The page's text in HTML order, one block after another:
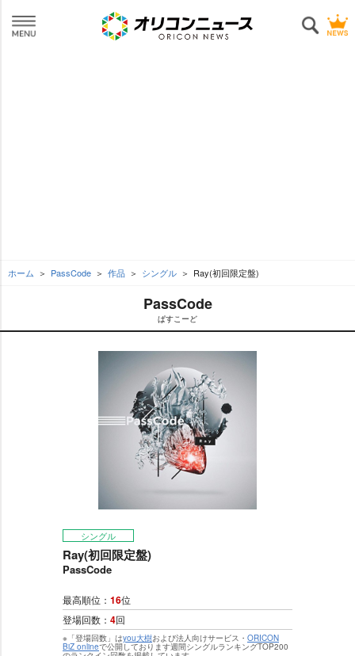
ホーム PassCode 作品 シングル Ray(初回限定盤)
PassCode
ぱすこーど
シングル
Ray(初回限定盤)
PassCode
最高順位： 16位
登場回数： 4回
※「登場回数」はyou大樹および法人向けサービス・ ORICON
BiZ onlineで公開しております週間シングルランキングTOP200